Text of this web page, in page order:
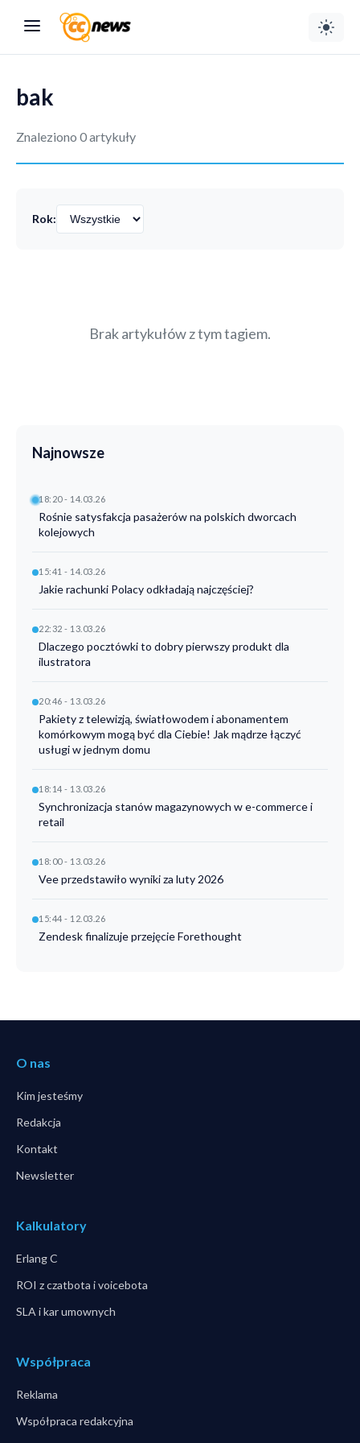
bak
Znaleziono 0 artykuły
Rok:
Brak artykułów z tym tagiem.
Najnowsze
18:20 - 14.03.26
Rośnie satysfakcja pasażerów na polskich dworcach
kolejowych
15:41 - 14.03.26
Jakie rachunki Polacy odkładają najczęściej?
22:32 - 13.03.26
Dlaczego pocztówki to dobry pierwszy produkt dla
ilustratora
20:46 - 13.03.26
Pakiety z telewizją, światłowodem i abonamentem
komórkowym mogą być dla Ciebie! Jak mądrze łączyć
usługi w jednym domu
18:14 - 13.03.26
Synchronizacja stanów magazynowych w e-commerce i
retail
18:00 - 13.03.26
Vee przedstawiło wyniki za luty 2026
15:44 - 12.03.26
Zendesk finalizuje przejęcie Forethought
O nas
Kim jesteśmy
Redakcja
Kontakt
Newsletter
Kalkulatory
Erlang C
ROI z czatbota i voicebota
SLA i kar umownych
Współpraca
Reklama
Współpraca redakcyjna